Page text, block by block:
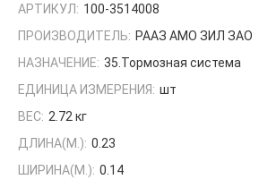
АРТИКУЛ: 100-3514008
ПРОИЗВОДИТЕЛЬ: РААЗ АМО ЗИЛ ЗАО
НАЗНАЧЕНИЕ: 35.Тормозная система
ЕДИНИЦА ИЗМЕРЕНИЯ: шт
ВЕС: 2.72 кг
ДЛИНА(М.): 0.23
ШИРИНА(М.): 0.14